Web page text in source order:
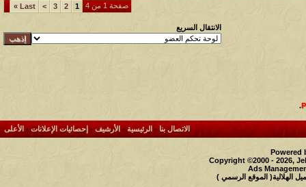
صفحة 1 من 4 1
2
3
>
Last
»
الانتقال السريع
.
الاتصال بنا- الرئيسية-الأرشيف- إحصائيات الإعلانات- الأعلى
Powered
Copyright ©2000 - 2026,
Ads
الهلالية( الموقع الرسمي )